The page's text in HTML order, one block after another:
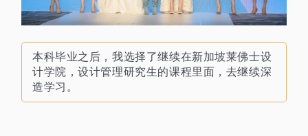
本科毕业之后，我选择了继续在新加坡莱佛士设
计学院，设计管理研究生的课程里面， 去继续深
造学习。